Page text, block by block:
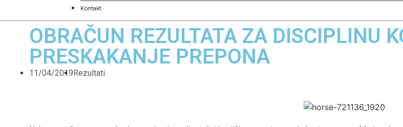
Kontakt
OBRAČUN REZULTATA ZA DISCIPLINU
PRESKAKANJE PREPONA
11/04/2019Rezultati